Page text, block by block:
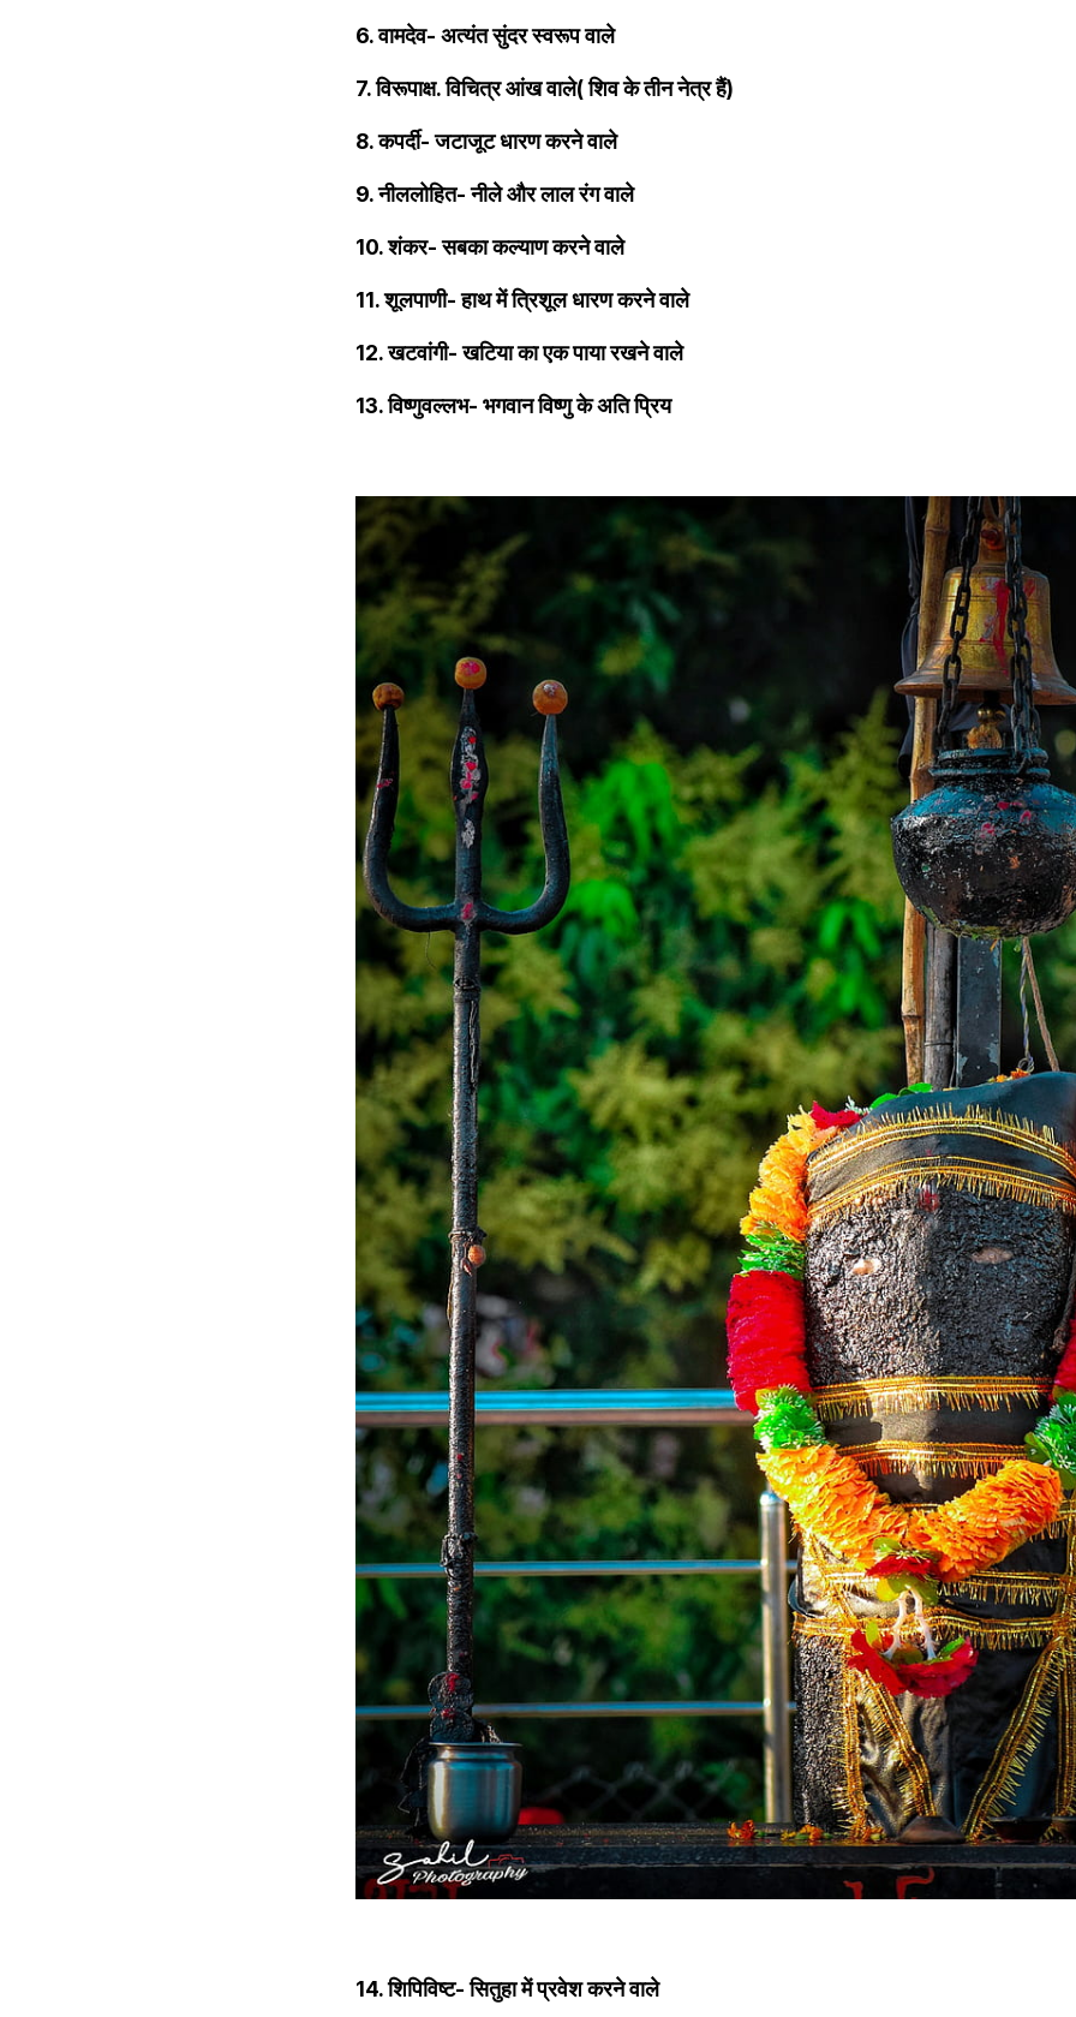
6. वामदेव- अत्यंत सुंदर स्वरूप वाले
7. विरूपाक्ष. विचित्र आंख वाले( शिव के तीन नेत्र हैं)
8. कपर्दी- जटाजूट धारण करने वाले
9. नीललोहित- नीले और लाल रंग वाले
10. शंकर- सबका कल्याण करने वाले
11. शूलपाणी- हाथ में त्रिशूल धारण करने वाले
12. खटवांगी- खटिया का एक पाया रखने वाले
13. विष्णुवल्लभ- भगवान विष्णु के अति प्रिय
14. शिपिविष्ट- सितुहा में प्रवेश करने वाले